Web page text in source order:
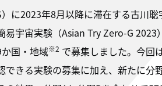
に2023年8月以降に滞在する古川
易宇宙実験（Asian Try Zero-G
国・地域※2 で募集しました。今回
できる実験の募集に加え、新たに分